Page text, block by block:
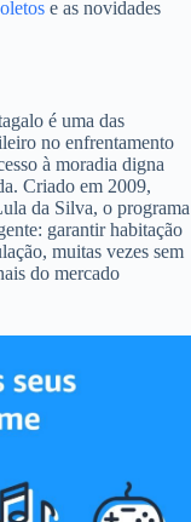
e as novidades
é uma das
no enfrentamento
à moradia digna
Criado em 2009,
da Silva, o programa
garantir habitação
muitas vezes sem
do mercado